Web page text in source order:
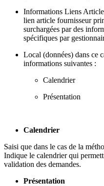
Informations Liens
lien article fournisseur
surchargées par des
spécifiques par
Local (données) dans ce
informations suivantes :
Calendrier
Présentation
Calendrier
Saisi que dans le cas de la
Indique le calendrier qui
validation des demandes.
Présentation